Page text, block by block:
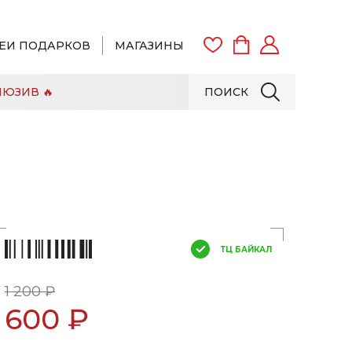
ПОДАРКОВ МАГАЗИНЫ
ПОИСК
🔥
ТЦ БАЙКАЛ
1 200 ₽
600 ₽